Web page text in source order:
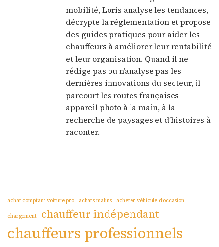
mobilité, Loris analyse les tendances,
décrypte la réglementation et propose
des guides pratiques pour aider les
chauffeurs à améliorer leur rentabilité
et leur organisation. Quand il ne
rédige pas ou n’analyse pas les
dernières innovations du secteur, il
parcourt les routes françaises
appareil photo à la main, à la
recherche de paysages et d’histoires à
raconter.
achat comptant voiture pro achats malins acheter véhicule d’occasion
chargement chauffeur indépendant
chauffeurs professionnels